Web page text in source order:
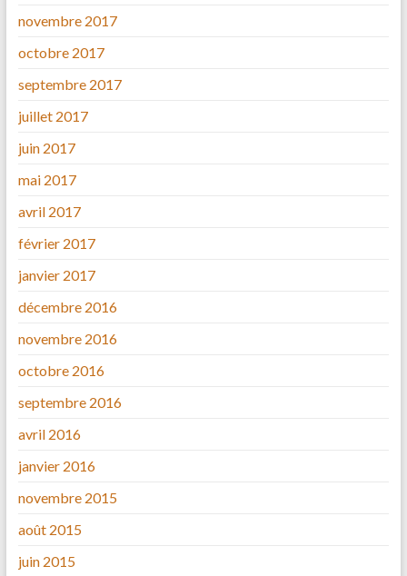
novembre 2017
octobre 2017
septembre 2017
juillet 2017
juin 2017
mai 2017
avril 2017
février 2017
janvier 2017
décembre 2016
novembre 2016
octobre 2016
septembre 2016
avril 2016
janvier 2016
novembre 2015
août 2015
juin 2015